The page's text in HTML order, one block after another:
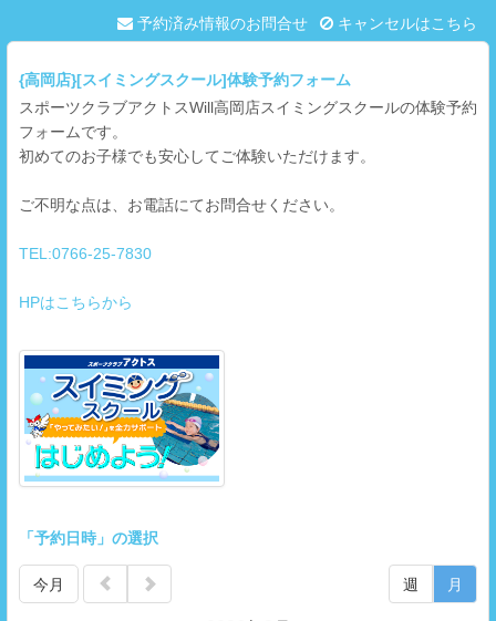
予約済み情報のお問合せ キャンセルはこちら
{高岡店}[スイミングスクール]体験予約フォーム
スポーツクラブアクトスWill高岡店スイミングスクールの体験予約
フォームです。
初めてのお子様でも安心してご体験いただけます。
ご不明な点は、お電話にてお問合せください。
TEL:0766-25-7830
HPはこちらから
「予約日時」の選択
今月 週 月